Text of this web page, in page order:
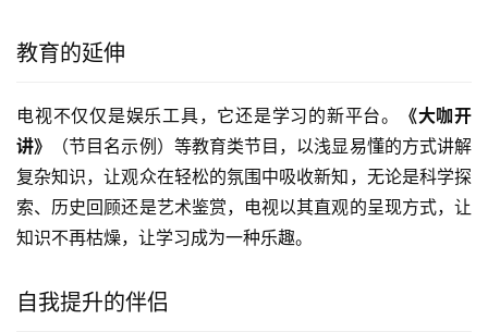
教育的延伸
电视不仅仅是娱乐工具，它还是学习的新平台。
《大咖开
讲》
（节目名示例）等教育类节目，以浅显易懂的方式讲解
复杂知识，让观众在轻松的氛围中吸收新知，无论是科学探
索、历史回顾还是艺术鉴赏，电视以其直观的呈现方式，让
知识不再枯燥，让学习成为一种乐趣。
自我提升的伴侣